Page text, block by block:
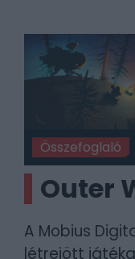
Összefoglaló
Outer
A Mobius
létrejött